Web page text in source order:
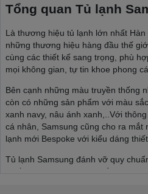
Tổng quan Tủ lạnh
Là thương hiệu tủ lạnh lớn nhất
những thương hiệu hàng đầu thế
cùng các thiết kế sang trọng, phù
mọi không gian, tự tin khoe phong
Bên cạnh những màu truyền thống
còn có những sản phẩm với màu
xanh navy, nâu ánh xanh,..Với
cá nhân, Samsung cũng cho ra mắt
lạnh mới Bespoke với kiểu dáng
Tủ lạnh Samsung đánh vỡ quy
chiếc tủ lạnh, thoải mái thể hiện